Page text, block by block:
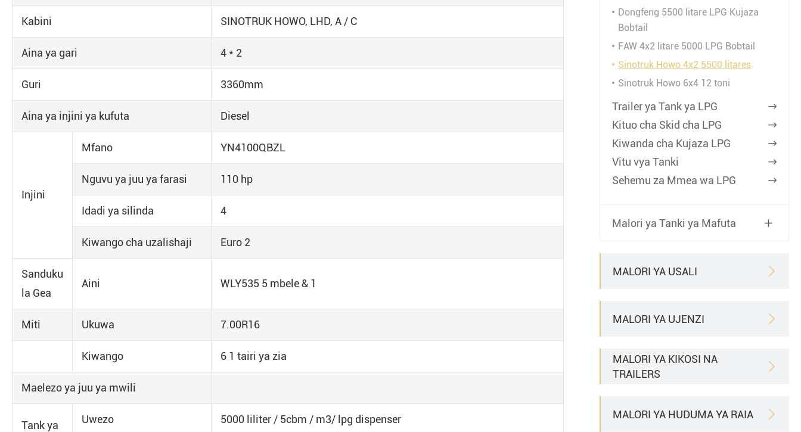
Kabini SINOTRUK HOWO, LHD, A / C
Aina ya gari 4 * 2
Guri 3360mm
Aina ya injini ya kufuta Diesel
Injini
Mfano YN4100QBZL
Nguvu ya juu ya farasi 110 hp
Idadi ya silinda 4
Kiwango cha uzalishaji Euro 2
Sanduku
la Gea
Aini WLY535 5 mbele & 1
Miti Ukuwa 7.00R16
Kiwango 6 1 tairi ya zia
Maelezo ya juu ya mwili
Tank ya
Uwezo 5000 liliter / 5cbm / m3/ lpg dispenser
Dongfeng 5500 litare LPG Kujaza
Bobtail
FAW 4x2 litare 5000 LPG Bobtail
Sinotruk Howo 4x2 5500 litares
Sinotruk Howo 6x4 12 toni
Trailer ya Tank ya LPG 
Kituo cha Skid cha LPG 
Kiwanda cha Kujaza LPG 
Vitu vya Tanki 
Sehemu za Mmea wa LPG 
Malori ya Tanki ya Mafuta 
MALORI YA USALI 
MALORI YA UJENZI 
MALORI YA KIKOSI NA
TRAILERS

MALORI YA HUDUMA YA RAIA 